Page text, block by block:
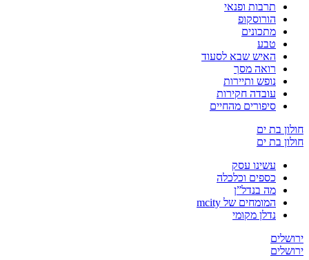
תרבות ופנאי
הורוסקופ
מתכונים
טבע
האיש שבא לסעוד
רואה מסך
נופש ותיירות
עובדה חקירות
סיפורים מהחיים
בת ים
בת ים
עשינו עסק
כספים וכלכלה
מה בנדל”ן
המומחים של mcity
נדלן מקומי